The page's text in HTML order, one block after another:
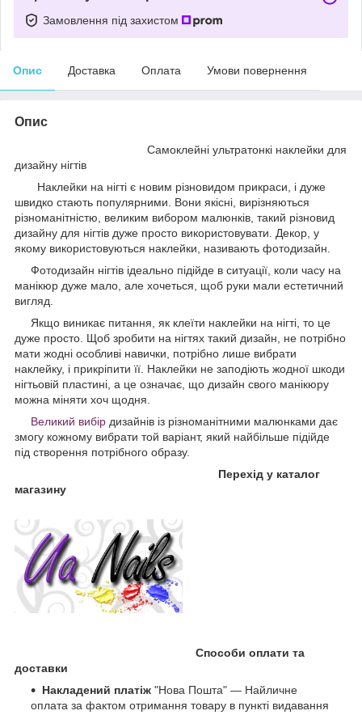
Замовлення під захистом
Опис Доставка Оплата Умови повернення
Опис
Самоклейні ультратонкі наклейки для
дизайну нігтів
Наклейки на нігті є новим різновидом прикраси, і дуже
швидко стають популярними. Вони якісні, вирізняються
різноманітністю, великим вибором малюнків, такий різновид
дизайну для нігтів дуже просто використовувати. Декор, у
якому використовуються наклейки, називають фотодизайн.
Фотодизайн нігтів ідеально підійде в ситуації, коли часу на
манікюр дуже мало, але хочеться, щоб руки мали естетичний
вигляд.
Якщо виникає питання, як клеїти наклейки на нігті, то це
дуже просто. Щоб зробити на нігтях такий дизайн, не потрібно
мати жодні особливі навички, потрібно лише вибрати
наклейку, і прикріпити її. Наклейки не заподіють жодної шкоди
нігтьовій пластині, а це означає, що дизайн свого манікюру
можна міняти хоч щодня.
Великий вибір дизайнів із різноманітними малюнками дає
змогу кожному вибрати той варіант, який найбільше підійде
під створення потрібного образу.
Перехід у каталог
магазину
Способи оплати та
доставки
Накладений платіж "Нова Пошта" — Найличне
оплата за фактом отримання товару в пункті видавання